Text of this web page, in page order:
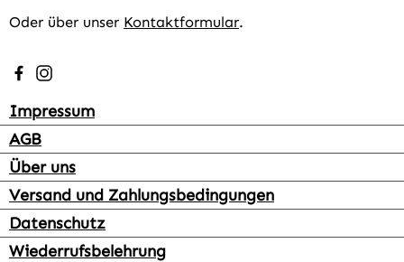
Oder über unser Kontaktformular.
Besuche uns auf Facebook – öffnet in neuem Tab
Schau auf Instagram vorbei – öffnet in neuem Tab
Impressum
AGB
Über uns
Versand und Zahlungsbedingungen
Datenschutz
Wiederrufsbelehrung